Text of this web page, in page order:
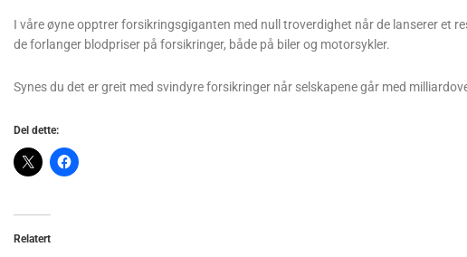
I våre øyne opptrer forsikringsgiganten med null troverdighet når de lanserer et
de forlanger blodpriser på forsikringer, både på biler og motorsykler.
Synes du det er greit med svindyre forsikringer når selskapene går med
Del dette:
Relatert